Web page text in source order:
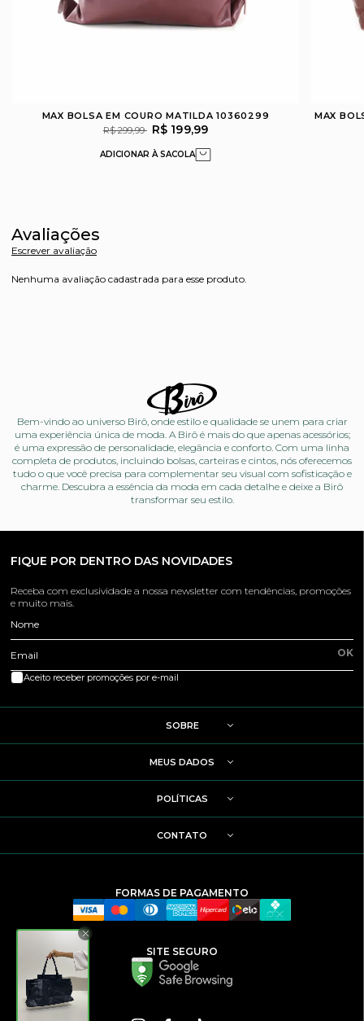
MAX BOLSA EM COURO MATILDA 10360299
R$ 299,99 R$ 199,99
MAX
Avaliações
Escrever avaliação
Nenhuma avaliação cadastrada para esse produto.
Bem-vindo ao universo Birô, onde estilo e qualidade se unem para criar
uma experiência única de moda. A Birô é mais do que apenas acessórios;
é uma expressão de personalidade, elegância e conforto. Com uma linha
completa de produtos, incluindo bolsas, carteiras e cintos, nós oferecemos
tudo o que você precisa para complementar seu visual com sofisticação e
charme. Descubra a essência da moda em cada detalhe e deixe a Birô
transformar seu estilo.
FIQUE POR DENTRO DAS NOVIDADES
Receba com exclusividade a nossa newsletter com tendências, promoções
e muito mais.
Nome
Email OK
Aceito receber promoções por e-mail
SOBRE
MEUS DADOS
POLÍTICAS
CONTATO
SITE SEGURO
FORMAS DE PAGAMENTO